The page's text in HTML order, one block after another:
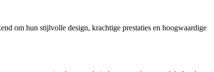
om hun stijlvolle design, krachtige prestaties en hoogwaardige